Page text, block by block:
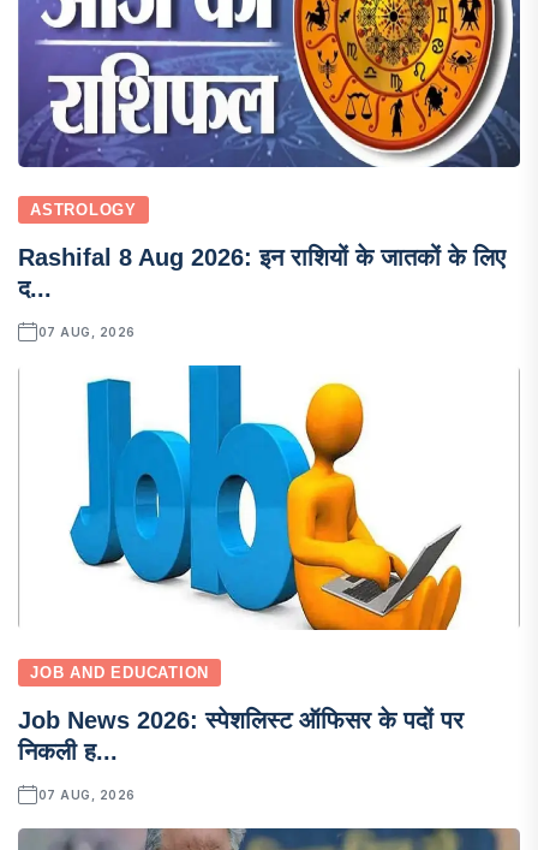
ASTROLOGY
Rashifal 8 Aug 2026: इन राशियों के जातकों के लिए
द...
07 AUG, 2026
JOB AND EDUCATION
Job News 2026: स्पेशलिस्ट ऑफिसर के पदों पर
निकली ह...
07 AUG, 2026